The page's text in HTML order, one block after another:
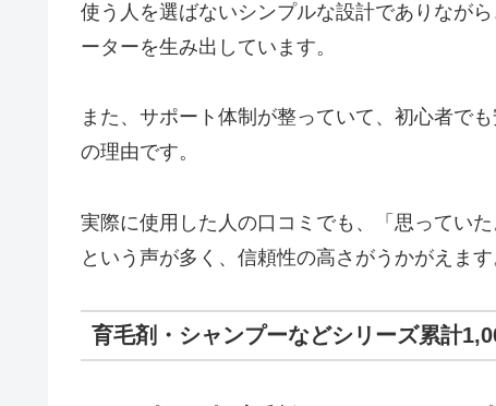
使う人を選ばないシンプルな設計でありなが
ーターを生み出しています。
また、サポート体制が整っていて、初心者で
の理由です。
実際に使用した人の口コミでも、「思ってい
という声が多く、信頼性の高さがうかがえます
育毛剤・シャンプーなどシリーズ累計